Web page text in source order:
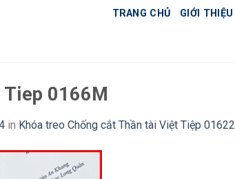
TRANG CHỦ GIỚI THIỆU
0166M
in Khóa treo Chống cắt Thần tài Việt Tiệp 01622